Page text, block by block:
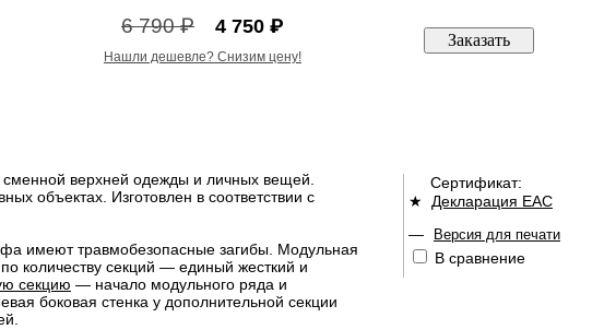
6 790 ₽ 4 750 ₽
Нашли дешевле? Снизим цену!
верхней одежды и личных вещей.
объектах. Изготовлен в соответствии с
имеют травмобезопасные загибы. Модульная
количеству секций — единый жесткий и
секцию — начало модульного ряда и
боковая стенка у дополнительной секции
Сертификат:
★ Декларация ЕАС
—
Версия для печати
В сравнение